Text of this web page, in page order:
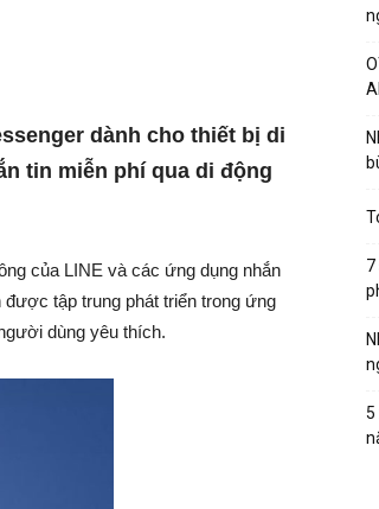
dành cho thiết bị di
tin miễn phí qua di động
của LINE và các ứng dụng nhắn
tập trung phát triển trong ứng
dùng yêu thích.